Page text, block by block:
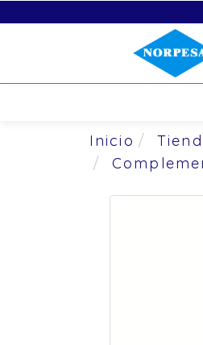
Inicio